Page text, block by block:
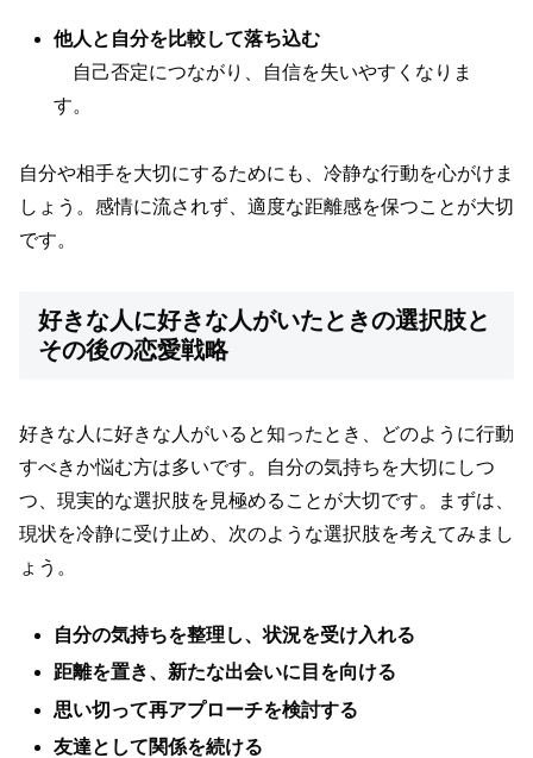
他人と自分を比較して落ち込む
自己否定につながり、自信を失いやすくなりま
す。
自分や相手を大切にするためにも、冷静な行動を心がけま
しょう。感情に流されず、適度な距離感を保つことが大切
です。
好きな人に好きな人がいたときの選択肢と
その後の恋愛戦略
好きな人に好きな人がいると知ったとき、どのように行動
すべきか悩む方は多いです。自分の気持ちを大切にしつ
つ、現実的な選択肢を見極めることが大切です。まずは、
現状を冷静に受け止め、次のような選択肢を考えてみまし
ょう。
自分の気持ちを整理し、状況を受け入れる
距離を置き、新たな出会いに目を向ける
思い切って再アプローチを検討する
友達として関係を続ける